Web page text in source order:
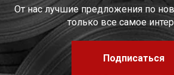
От нас лучшие предложения по
только все самое
Подписаться